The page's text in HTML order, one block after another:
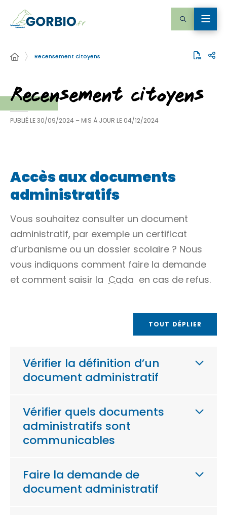
Recensement citoyens
Recensement citoyens
PUBLIÉ LE30/09/2024 – MIS À JOUR LE 04/12/2024
Accès aux documents
administratifs
Vous souhaitez consulter un document
administratif, par exemple un certificat
d’urbanisme ou un dossier scolaire ? Nous
vous indiquons comment faire la demande
et comment saisir la Cada en cas de refus.
TOUT DÉPLIER
Vérifier la définition d’un
document administratif
Vérifier quels documents
administratifs sont
communicables
Faire la demande de
document administratif